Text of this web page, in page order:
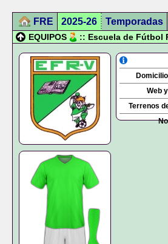
FRE 2025-26 Temporadas
EQUIPOS :: Escuela de Fútbol
Web
Terrenos